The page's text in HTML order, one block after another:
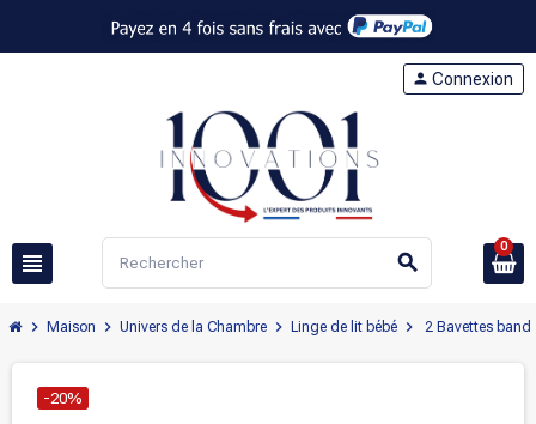
view_headline search
person Connexion
0
chevron_right Maison chevron_right Univers de la Chambre chevron_right Linge de lit bébé chevron_right 2 Bavettes
-20%